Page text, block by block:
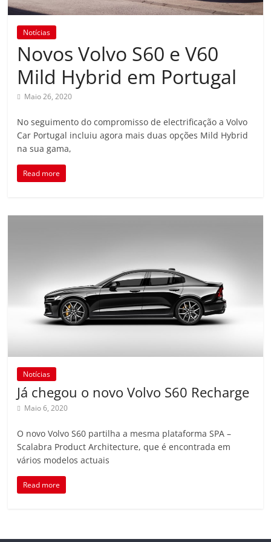
Notícias
Novos Volvo S60 e V60
Mild Hybrid em Portugal
Maio 26, 2020
No seguimento do compromisso de electrificação a Volvo
Car Portugal incluiu agora mais duas opções Mild Hybrid
na sua gama,
Read more
Notícias
Já chegou o novo Volvo S60 Recharge
Maio 6, 2020
O novo Volvo S60 partilha a mesma plataforma SPA –
Scalabra Product Architecture, que é encontrada em
vários modelos actuais
Read more